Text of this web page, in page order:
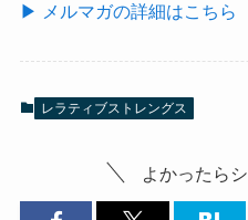
▶ メルマガの詳細はこちら
レラティブストレングス
よかったら